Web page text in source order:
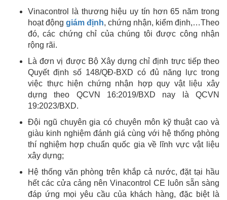
Vinacontrol là thương hiệu uy tín hơn 65 năm trong
hoạt động giám định, chứng nhận, kiểm định,…Theo
đó, các chứng chỉ của chúng tôi được công nhận
rộng rãi.
Là đơn vị được Bộ Xây dựng chỉ định trực tiếp theo
Quyết định số 148/QĐ-BXD có đủ năng lực trong
việc thực hiện chứng nhận hợp quy vật liệu xây
dựng theo QCVN 16:2019/BXD nay là QCVN
19:2023/BXD.
Đội ngũ chuyên gia có chuyên môn kỹ thuật cao và
giàu kinh nghiệm đánh giá cùng với hệ thống phòng
thí nghiệm hợp chuẩn quốc gia về lĩnh vực vật liệu
xây dựng;
Hệ thống văn phòng trên khắp cả nước, đặt tại hầu
hết các cửa cảng nên Vinacontrol CE luôn sẵn sàng
đáp ứng mọi yêu cầu của khách hàng, đặc biệt là